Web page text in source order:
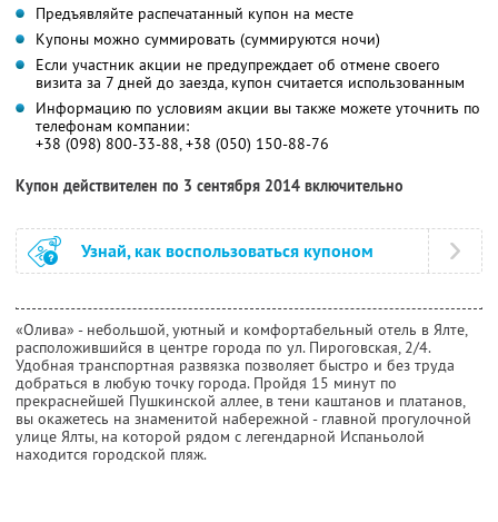
Предъявляйте распечатанный купон на месте
Купоны можно суммировать (суммируются ночи)
Если участник акции не предупреждает об отмене своего
визита за 7 дней до заезда, купон считается использованным
Информацию по условиям акции вы также можете уточнить по
телефонам компании:
+38 (098) 800-33-88, +38 (050) 150-88-76
Купон действителен по 3 сентября 2014 включительно
Узнай, как воспользоваться купоном
«Олива» - небольшой, уютный и комфортабельный отель в Ялте,
расположившийся в центре города по ул. Пироговская, 2/4.
Удобная транспортная развязка позволяет быстро и без труда
добраться в любую точку города. Пройдя 15 минут по
прекраснейшей Пушкинской аллее, в тени каштанов и платанов,
вы окажетесь на знаменитой набережной - главной прогулочной
улице Ялты, на которой рядом с легендарной Испаньолой
находится городской пляж.